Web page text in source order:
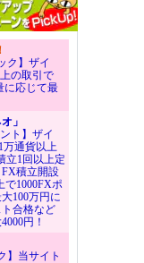
ク】ザイ
の取引で
に応じて最
」
ト】ザイ
万通貨以上
立1回以上定
積立開設
で1000FXポ
100万円に
合格など
円！
】当サイト